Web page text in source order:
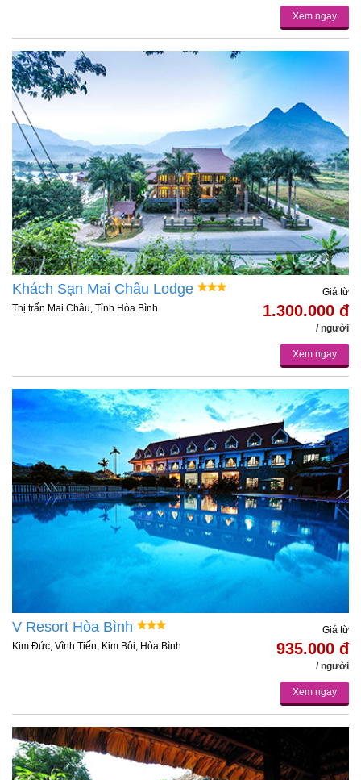
Xem ngay
Khách Sạn Mai Châu Lodge
Thị trấn Mai Châu, Tỉnh Hòa Bình
Giá từ
1.300.000 đ
/ người
Xem ngay
V Resort Hòa Bình
Kim Đức, Vĩnh Tiến, Kim Bôi, Hòa Bình
Giá từ
935.000 đ
/ người
Xem ngay